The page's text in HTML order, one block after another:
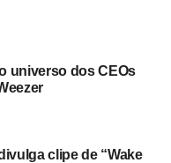
universo dos CEOs
clipe de “Wake